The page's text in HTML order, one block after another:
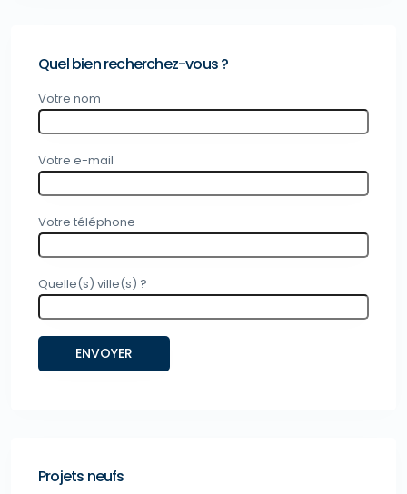
Quel bien recherchez-vous ?
Votre nom
Votre e-mail
Votre téléphone
Quelle(s) ville(s) ?
Projets neufs